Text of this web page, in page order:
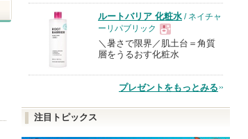
品
ルートバリア 化粧水 / ネイチャ
ーリパブリック
現
品
＼暑さで限界／肌土台＝角質
層をうるおす化粧水
プレゼントをもっとみる
注目トピックス